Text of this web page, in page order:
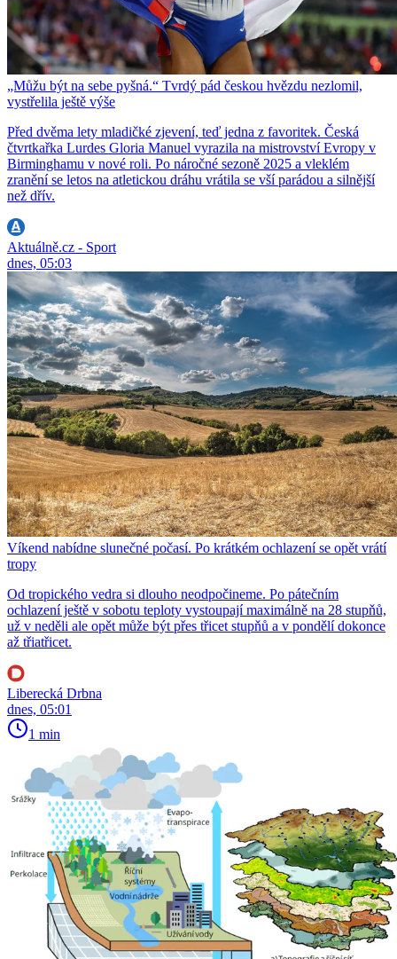
„Můžu být na sebe pyšná.“ Tvrdý pád českou hvězdu nezlomil,
vystřelila ještě výše
Před dvěma lety mladičké zjevení, teď jedna z favoritek. Česká
čtvrtkařka Lurdes Gloria Manuel vyrazila na mistrovství Evropy v
Birminghamu v nové roli. Po náročné sezoně 2025 a vleklém
zranění se letos na atletickou dráhu vrátila se vší parádou a silnější
než dřív.
Aktuálně.cz - Sport
dnes, 05:03
Víkend nabídne slunečné počasí. Po krátkém ochlazení se opět vrátí
tropy
Od tropického vedra si dlouho neodpočineme. Po pátečním
ochlazení ještě v sobotu teploty vystoupají maximálně na 28 stupňů,
už v neděli ale opět může být přes třicet stupňů a v pondělí dokonce
až třiatřicet.
Liberecká Drbna
dnes, 05:01
1 min